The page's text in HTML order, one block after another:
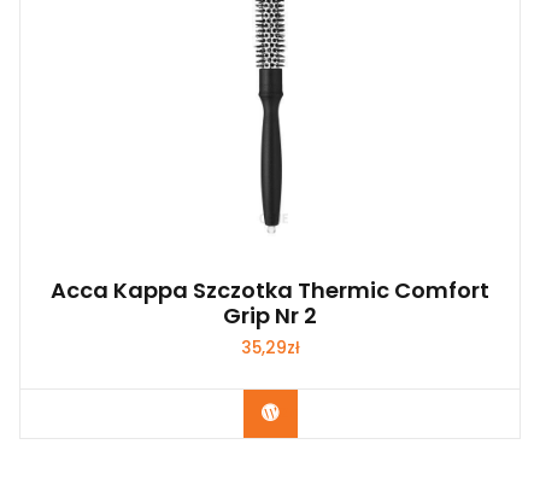
Acca Kappa Szczotka Thermic Comfort
Grip Nr 2
35,29zł
Zobacz